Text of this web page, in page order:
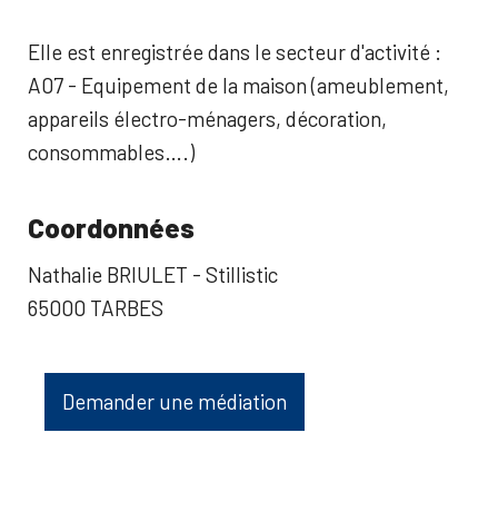
Elle est enregistrée dans le secteur d'activité :
A07 - Equipement de la maison (ameublement,
appareils électro-ménagers, décoration,
consommables….)
Coordonnées
Nathalie BRIULET - Stillistic
65000 TARBES
Demander une médiation